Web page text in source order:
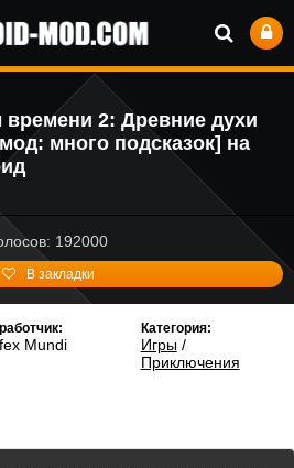
2: Древние духи
много подсказок] на
192000
В закладки
Mundi
Категория:
Игры/
Приключения